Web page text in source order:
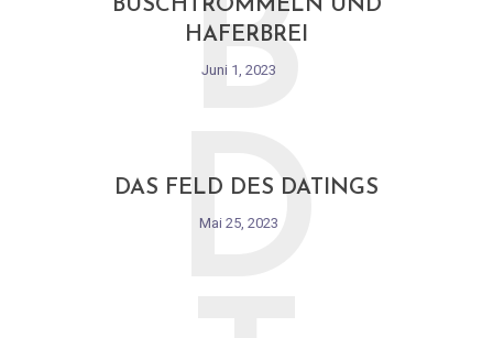
BUSCHTROMMELN UND
HAFERBREI
Juni 1, 2023
B
DAS FELD DES DATINGS
Mai 25, 2023
D